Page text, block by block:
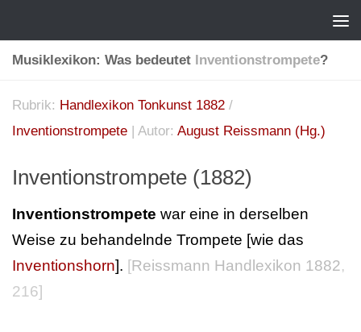
Musiklexikon: Was bedeutet Inventionstrompete?
Rubrik: Handlexikon Tonkunst 1882 /
Inventionstrompete | Autor: August Reissmann (Hg.)
Inventionstrompete (1882)
Inventionstrompete war eine in derselben
Weise zu behandelnde Trompete [wie das
Inventionshorn]. [Reissmann Handlexikon 1882,
216]